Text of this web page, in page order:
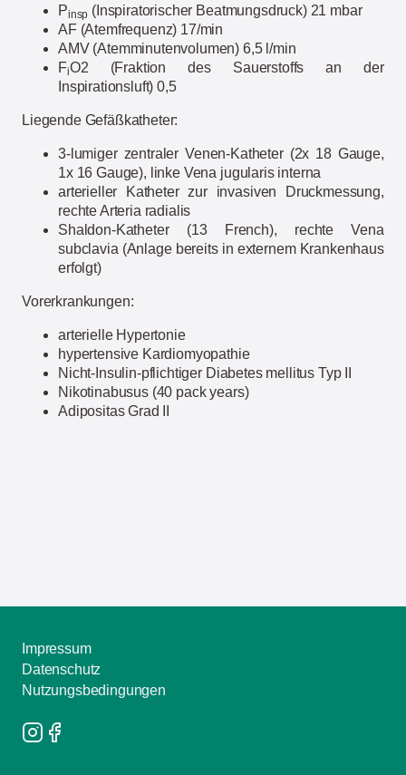
Pinsp (Inspiratorischer Beatmungsdruck) 21 mbar
AF (Atemfrequenz) 17/min
AMV (Atemminutenvolumen) 6,5 l/min
FiO2 (Fraktion des Sauerstoffs an der
Inspirationsluft) 0,5
Liegende Gefäßkatheter:
3-lumiger zentraler Venen-Katheter (2x 18 Gauge,
1x 16 Gauge), linke Vena jugularis interna
arterieller Katheter zur invasiven Druckmessung,
rechte Arteria radialis
Shaldon-Katheter (13 French), rechte Vena
subclavia (Anlage bereits in externem Krankenhaus
erfolgt)
Vorerkrankungen:
arterielle Hypertonie
hypertensive Kardiomyopathie
Nicht-Insulin-pflichtiger Diabetes mellitus Typ II
Nikotinabusus (40 pack years)
Adipositas Grad II
Impressum
Datenschutz
Nutzungsbedingungen